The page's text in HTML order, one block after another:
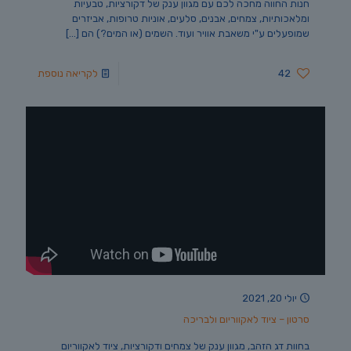
חנות החווה מחכה לכם עם מגוון ענק של דקורציות, טבעיות
ומלאכותיות, צמחים, אבנים, סלעים, אוניות טרופות, אביזרים
שמופעלים ע"י משאבת אוויר ועוד. השמים (או המים?) הם […]
42 לקריאה נוספת
יולי 20, 2021
סרטון – ציוד לאקווריום ולבריכה
בחוות דג הזהב, מגוון ענק של צמחים ודקורציות, ציוד לאקווריום